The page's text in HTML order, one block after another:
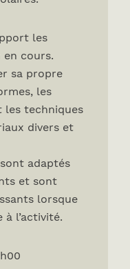
les
en cours.
sa propre
les
les techniques
divers et
adaptés
et sont
lorsque
l’activité.